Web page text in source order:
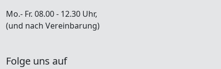
Mo.- Fr. 08.00 - 12.30 Uhr,
(und nach Vereinbarung)
Folge uns auf